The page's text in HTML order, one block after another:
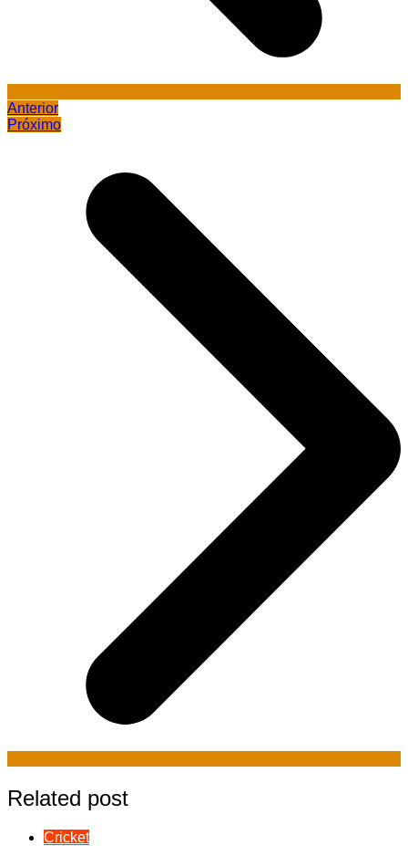
Anterior
Próximo
Related post
Cricket